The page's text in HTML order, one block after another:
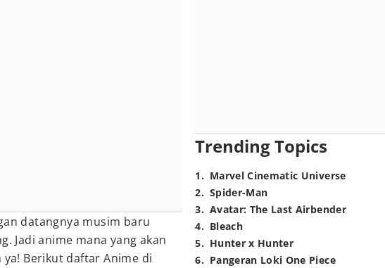
datangnya musim baru
Jadi anime mana yang akan
ya! Berikut daftar Anime di
Trending Topics
1. Marvel Cinematic Universe
2. Spider-Man
3. Avatar: The Last Airbender
4. Bleach
5. Hunter x Hunter
6. Pangeran Loki One Piece